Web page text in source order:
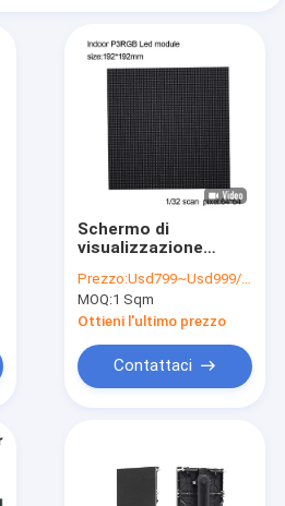
Schermo di
visualizzazione
SMD2121 del modulo
di matrice di colore
pieno LED
192x192mm
64x64pixel P3
Prezzo:Usd799~Usd999/Sqm( Price is negotiable)
MOQ:1 Sqm
Ottieni l'ultimo prezzo
Contattaci